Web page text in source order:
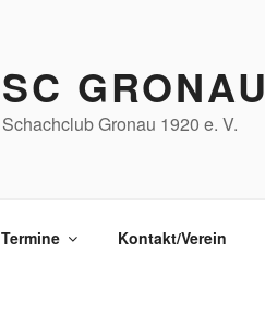
SC GRONAU
Schachclub Gronau 1920 e. V.
Termine Kontakt/Verein